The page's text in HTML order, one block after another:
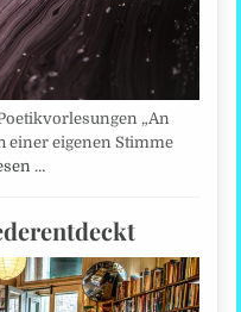
„An
einer eigenen Stimme
…